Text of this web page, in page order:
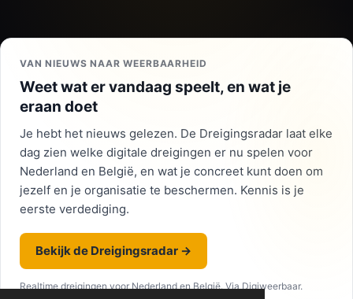
VAN NIEUWS NAAR WEERBAARHEID
Weet wat er vandaag speelt, en wat je
eraan doet
Je hebt het nieuws gelezen. De Dreigingsradar laat elke
dag zien welke digitale dreigingen er nu spelen voor
Nederland en België, en wat je concreet kunt doen om
jezelf en je organisatie te beschermen. Kennis is je
eerste verdediging.
Bekijk de Dreigingsradar →
Realtime dreigingen voor Nederland en België. Via Digiweerbaar.